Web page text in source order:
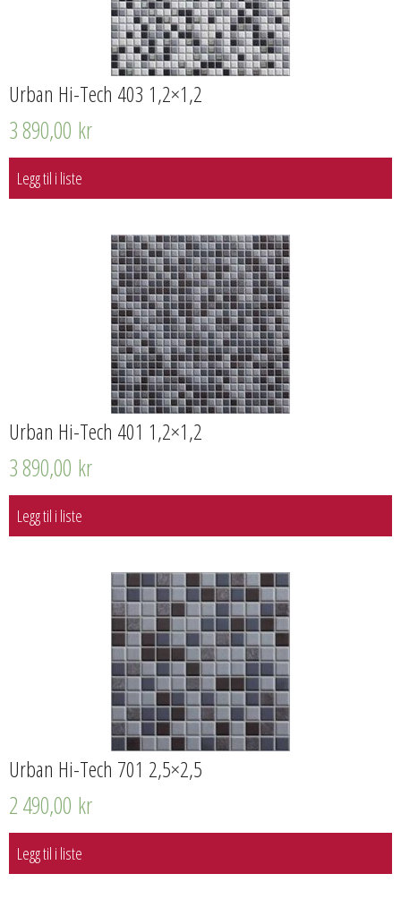
Urban Hi-Tech 403 1,2×1,2
3 890,00 kr
Legg til i liste
Urban Hi-Tech 401 1,2×1,2
3 890,00 kr
Legg til i liste
Urban Hi-Tech 701 2,5×2,5
2 490,00 kr
Legg til i liste